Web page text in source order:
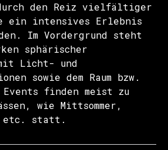
den Reiz vielfältiger
ein intensives Erlebnis
Im Vordergrund steht
sphärischer
Licht- und
sowie dem Raum bzw.
finden meist zu
wie Mittsommer,
etc. statt.